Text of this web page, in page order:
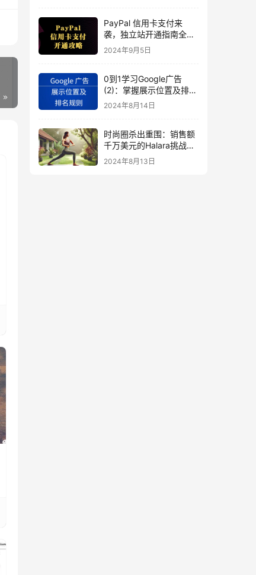
PayPal 信用卡支付来
袭，独立站开通指南全揭
秘
2024年9月5日
0到1学习Google广告
(2)：掌握展示位置及排名
规则
2024年8月14日
时尚圈杀出重围：销售额
千万美元的Halara挑战
SHEIN成新时尚巨头
（上）
2024年8月13日